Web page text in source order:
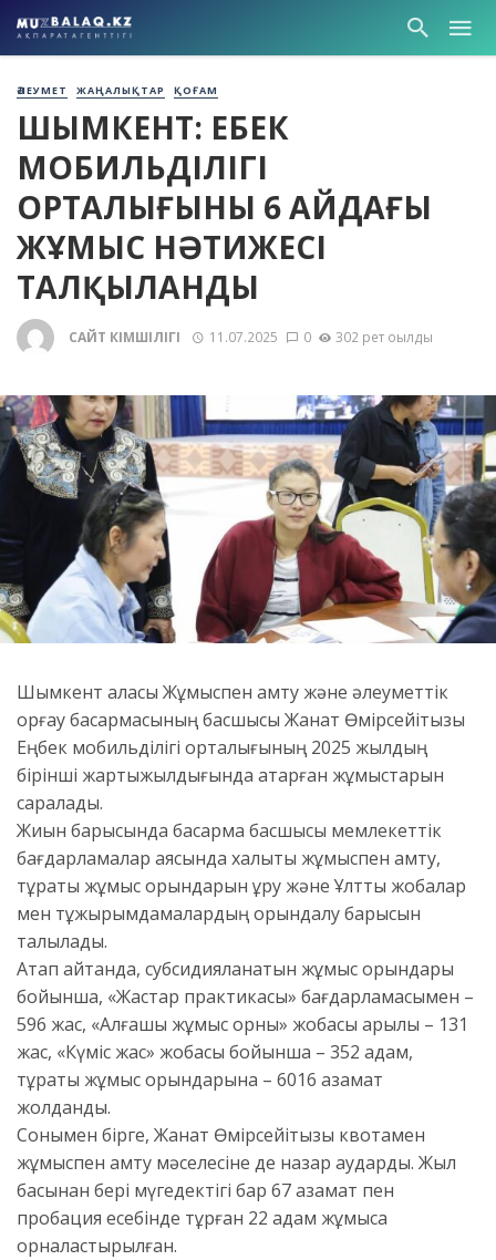
ӘЛЕУМЕТ ЖАҢАЛЫҚТАР ҚОҒАМ
ШЫМКЕНТ: ЕҢБЕК
МОБИЛЬДІЛІГІ
ОРТАЛЫҒЫНЫҢ 6 АЙДАҒЫ
ЖҰМЫС НӘТИЖЕСІ
ТАЛҚЫЛАНДЫ
САЙТ ӘКІМШІЛІГІ 11.07.2025 0 302 рет оқылды
Шымкент қаласы Жұмыспен қамту және әлеуметтік
қорғау басқармасының басшысы Жанат Өмірсейітқызы
Еңбек мобильділігі орталығының 2025 жылдың
бірінші жартыжылдығында атқарған жұмыстарын
саралады.
Жиын барысында басқарма басшысы мемлекеттік
бағдарламалар аясында халықты жұмыспен қамту,
тұрақты жұмыс орындарын құру және Ұлттық жобалар
мен тұжырымдамалардың орындалу барысын
талқылады.
Атап айтқанда, субсидияланатын жұмыс орындары
бойынша, «Жастар практикасы» бағдарламасымен –
596 жас, «Алғашқы жұмыс орны» жобасы арқылы – 131
жас, «Күміс жас» жобасы бойынша – 352 адам,
тұрақты жұмыс орындарына – 6016 азамат
жолданды.
Сонымен бірге, Жанат Өмірсейітқызы квотамен
жұмыспен қамту мәселесіне де назар аударды. Жыл
басынан бері мүгедектігі бар 67 азамат пен
пробация есебінде тұрған 22 адам жұмысқа
орналастырылған.